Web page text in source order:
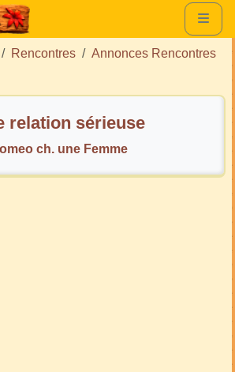
Rencontres
Annonces Rencontres
relation sérieuse
ch. une Femme